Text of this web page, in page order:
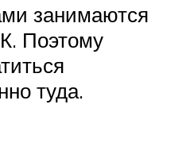
занимаются
Поэтому
туда.